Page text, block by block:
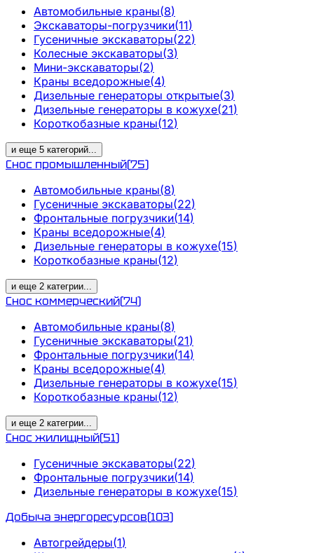
Автомобильные краны(8)
Экскаваторы-погрузчики(11)
Гусеничные экскаваторы(22)
Колесные экскаваторы(3)
Мини-экскаваторы(2)
Краны вседорожные(4)
Дизельные генераторы открытые(3)
Дизельные генераторы в кожухе(21)
Короткобазные краны(12)
и еще 5 категорий...
Снос промышленный(75)
Автомобильные краны(8)
Гусеничные экскаваторы(22)
Фронтальные погрузчики(14)
Краны вседорожные(4)
Дизельные генераторы в кожухе(15)
Короткобазные краны(12)
и еще 2 категрии...
Снос коммерческий(74)
Автомобильные краны(8)
Гусеничные экскаваторы(21)
Фронтальные погрузчики(14)
Краны вседорожные(4)
Дизельные генераторы в кожухе(15)
Короткобазные краны(12)
и еще 2 категрии...
Снос жилищный(51)
Гусеничные экскаваторы(22)
Фронтальные погрузчики(14)
Дизельные генераторы в кожухе(15)
Добыча энергоресурсов(103)
Автогрейдеры(1)